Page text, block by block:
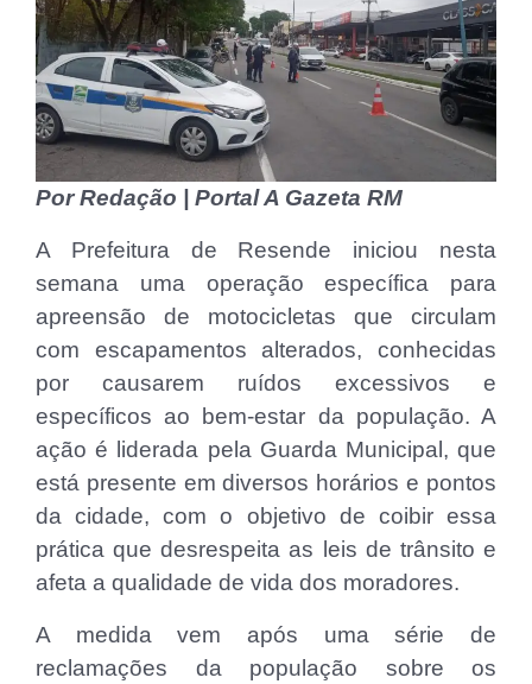
Por Redação | Portal A Gazeta RM
A Prefeitura de Resende iniciou nesta
semana uma operação específica para
apreensão de motocicletas que circulam
com escapamentos alterados, conhecidas
por causarem ruídos excessivos e
específicos ao bem-estar da população. A
ação é liderada pela Guarda Municipal, que
está presente em diversos horários e pontos
da cidade, com o objetivo de coibir essa
prática que desrespeita as leis de trânsito e
afeta a qualidade de vida dos moradores.
A medida vem após uma série de
reclamações da população sobre os